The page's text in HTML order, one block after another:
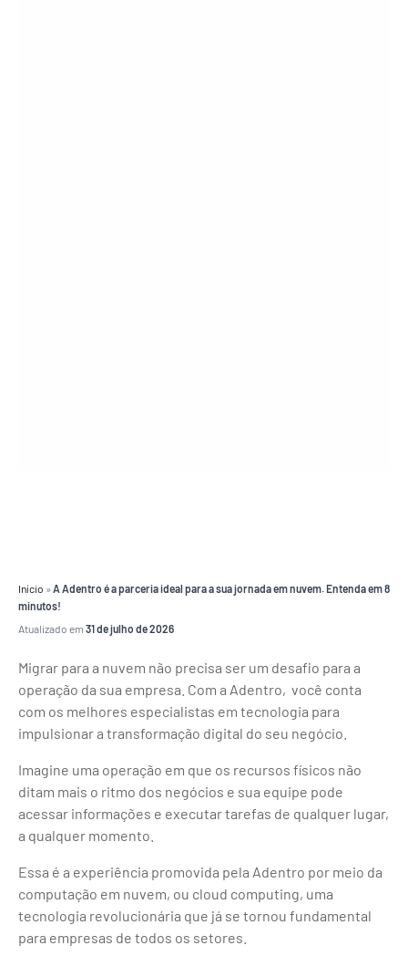
Início »A Adentro é a parceria ideal para a sua jornada em nuvem. Entenda em 8
minutos!
Atualizado em 31 de julho de 2026
Migrar para a nuvem não precisa ser um desafio para a
operação da sua empresa. Com a Adentro, você conta
com os melhores especialistas em tecnologia para
impulsionar a transformação digital do seu negócio.
Imagine uma operação em que os recursos físicos não
ditam mais o ritmo dos negócios e sua equipe pode
acessar informações e executar tarefas de qualquer lugar,
a qualquer momento.
Essa é a experiência promovida pela Adentro por meio da
computação em nuvem, ou cloud computing, uma
tecnologia revolucionária que já se tornou fundamental
para empresas de todos os setores.